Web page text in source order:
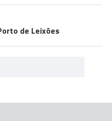
de Leixões